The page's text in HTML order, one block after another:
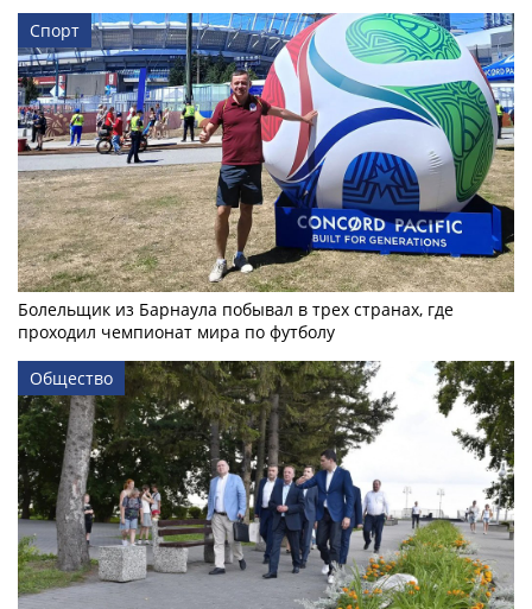
Спорт
Болельщик из Барнаула побывал в трех странах, где
проходил чемпионат мира по футболу
Общество